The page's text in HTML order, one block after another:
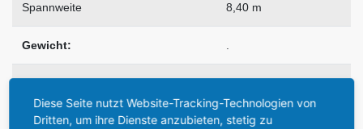
Spannweite 8,40 m
Gewicht:
max. Startgewicht ca. 800 kg
.
Diese Seite nutzt Website-Tracking-Technologien von
Dritten, um ihre Dienste anzubieten, stetig zu